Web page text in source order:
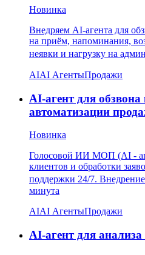
Новинка
Внедряем AI-агента для
на приём, напоминания,
неявки и нагрузку на
AIAI АгентыПродажи
AI-агент для
автоматизации
Новинка
Голосовой ИИ МОП (AI -
клиентов и обработки
поддержки 24/7.
минута
AIAI АгентыПродажи
AI-агент для